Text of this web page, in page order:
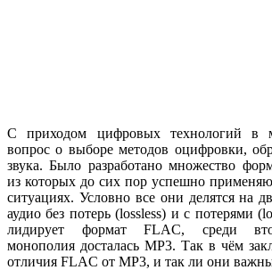
С приходом цифровых технологий в
вопрос о выборе методов оцифровки,
звука. Было разработано множество
из которых до сих пор успешно
ситуациях. Условно все они делятся на
аудио без потерь (lossless) и с потерями
лидирует формат FLAC, среди
монополия досталась MP3. Так в чём
отличия FLAC от MP3, и так ли они